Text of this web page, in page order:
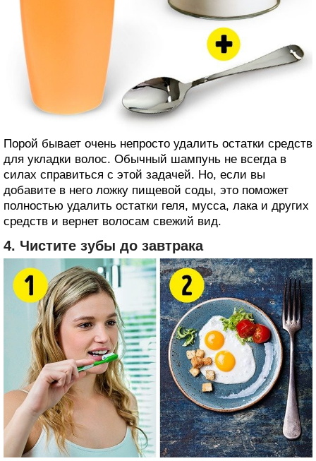
Порой бывает очень непросто удалить остатки средств
для укладки волос. Обычный шампунь не всегда в
силах справиться с этой задачей. Но, если вы
добавите в него ложку пищевой соды, это поможет
полностью удалить остатки геля, мусса, лака и других
средств и вернет волосам свежий вид.
4. Чистите зубы до завтрака